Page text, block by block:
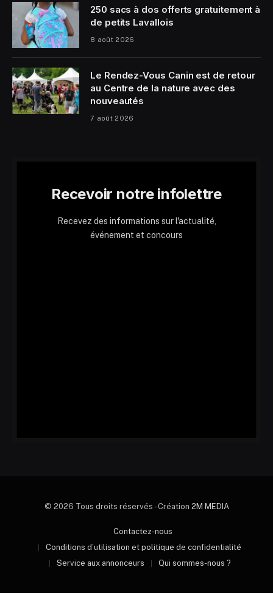
250 sacs à dos offerts gratuitement à
de petits Lavallois
8 août 2026
Le Rendez-Vous Canin est de retour
au Centre de la nature avec des
nouveautés
7 août 2026
Recevoir notre infolettre
Recevez des informations sur l'actualité,
événement et concours
© 2026 Tous droits réservés - Création 2M MEDIA
Contactez-nous
Conditions d’utilisation et politique de confidentialité
Service aux annonceurs
Qui sommes-nous ?